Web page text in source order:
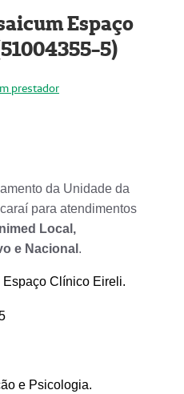
Espaço
5)
prestador
da Unidade da
para atendimentos
Local,
e Nacional .
Espaço Clínico Eireli.
e Psicologia.